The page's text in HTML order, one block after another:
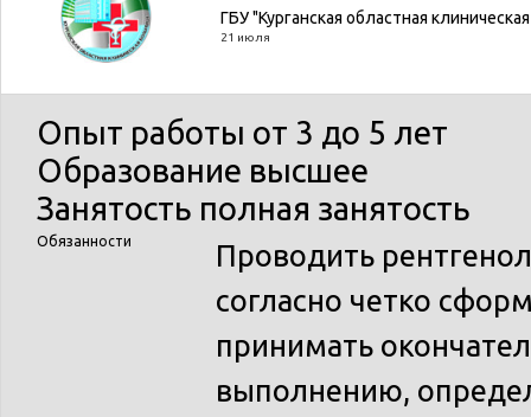
ГБУ "Курганская областная
21 июля
Опыт работы от 3 до 5 лет
Образование высшее
Занятость полная занятость
Обязанности
Проводить
согласно четко
принимать
выполнению,